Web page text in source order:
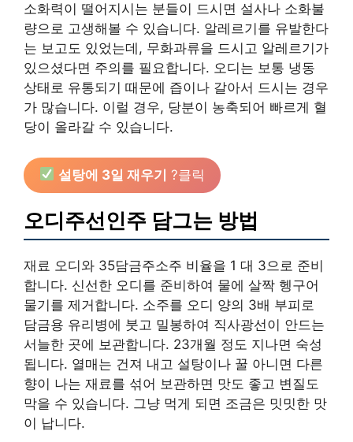
소화력이 떨어지시는 분들이 드시면 설사나 소화불
량으로 고생해볼 수 있습니다. 알레르기를 유발한다
는 보고도 있었는데, 무화과류을 드시고 알레르기가
있으셨다면 주의를 필요합니다. 오디는 보통 냉동
상태로 유통되기 때문에 즙이나 갈아서 드시는 경우
가 많습니다. 이럴 경우, 당분이 농축되어 빠르게 혈
당이 올라갈 수 있습니다.
설탕에 3일 재우기 ?클릭
오디주선인주 담그는 방법
재료 오디와 35담금주소주 비율을 1 대 3으로 준비
합니다. 신선한 오디를 준비하여 물에 살짝 헹구어
물기를 제거합니다. 소주를 오디 양의 3배 부피로
담금용 유리병에 붓고 밀봉하여 직사광선이 안드는
서늘한 곳에 보관합니다. 23개월 정도 지나면 숙성
됩니다. 열매는 건져 내고 설탕이나 꿀 아니면 다른
향이 나는 재료를 섞어 보관하면 맛도 좋고 변질도
막을 수 있습니다. 그냥 먹게 되면 조금은 밋밋한 맛
이 납니다.